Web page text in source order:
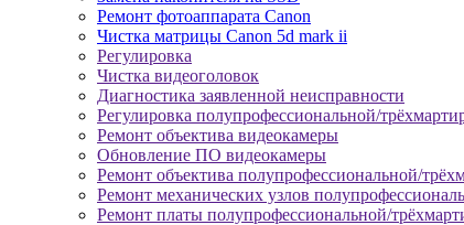
Ремонт фотоаппарата Canon
Чистка матрицы Canon 5d mark ii
Регулировка
Чистка видеоголовок
Диагностика заявленной неисправности
Регулировка полупрофессиональной/
Ремонт объектива видеокамеры
Обновление ПО видеокамеры
Ремонт объектива полупрофессиональной/
Ремонт механических узлов
Ремонт платы полупрофессиональной/